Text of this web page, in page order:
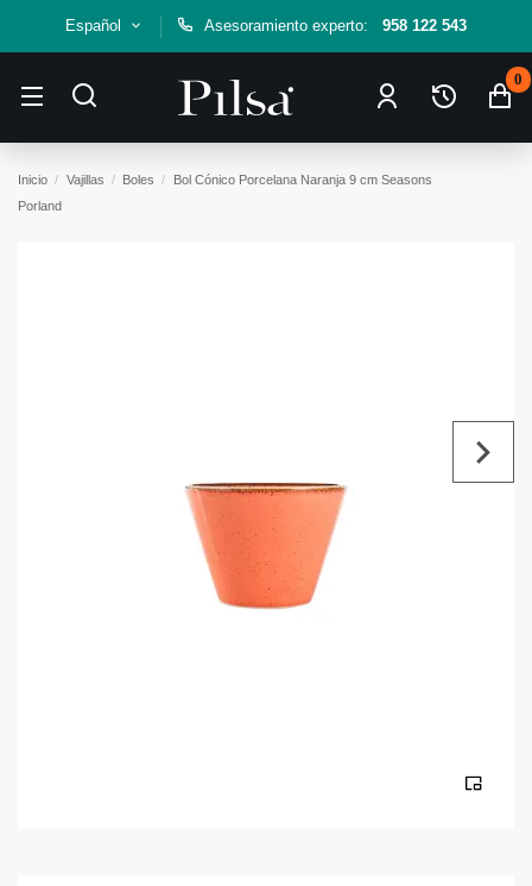
Español Asesoramiento experto: 958 122 543
0
Inicio Vajillas Boles
Bol Cónico Porcelana Naranja 9 cm Seasons
Porland